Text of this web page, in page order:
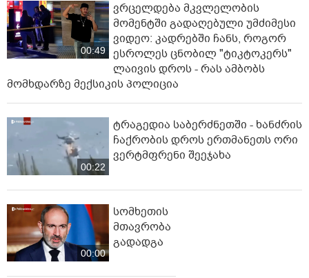
00:49
ვრცელდება მკვლელობის
მომენტში გადაღებული უმძიმესი
ვიდეო: კადრებში ჩანს, როგორ
ესროლეს ცნობილ "ტიკტოკერს"
ლაივის დროს - რას ამბობს
მომხდარზე მექსიკის პოლიცია
00:22
ტრაგედია საბერძნეთში - ხანძრის
ჩაქრობის დროს ერთმანეთს ორი
ვერტმფრენი შეეჯახა
00:00
სომხეთის
მთავრობა
გადადგა